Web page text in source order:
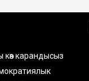
карандысыз